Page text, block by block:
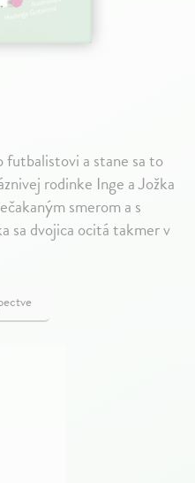
futbalistovi a stane sa to
rodinke Inge a Jožka
smerom a s
sa dvojica ocitá takmer v